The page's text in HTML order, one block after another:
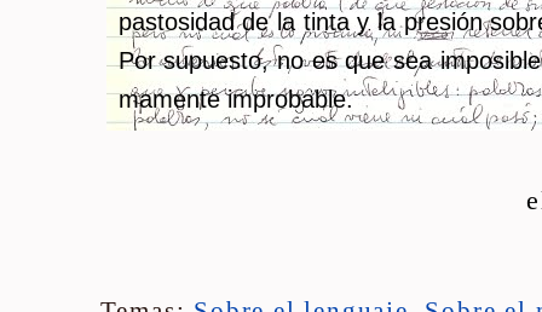
pas­to­si­dad de la tinta y la pre­sión
Por su­pues­to, no es que sea
ma­men­te im­pro­ba­ble.